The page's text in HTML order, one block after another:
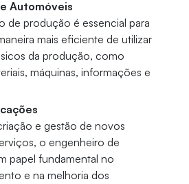
Automóveis
de produção é essencial para
mais eficiente de utilizar
da produção, como
máquinas, informações e
e gestão de novos
o engenheiro de
papel fundamental no
e na melhoria dos